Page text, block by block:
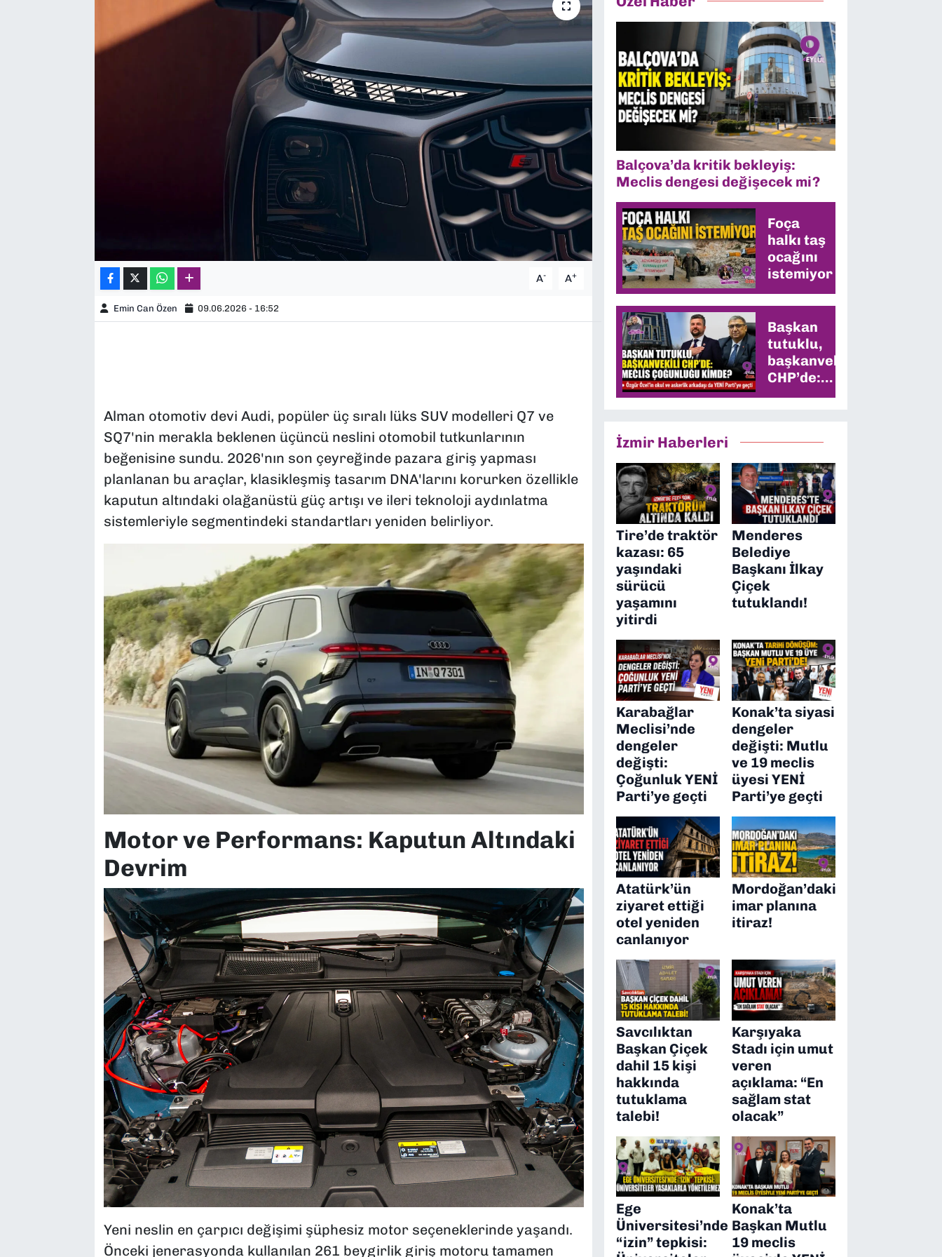
A- A+
Emin Can Özen 09.06.2026 - 16:52
Alman otomotiv devi Audi, popüler üç sıralı lüks SUV modelleri Q7 ve
SQ7'nin merakla beklenen üçüncü neslini otomobil tutkunlarının
beğenisine sundu. 2026'nın son çeyreğinde pazara giriş yapması
planlanan bu araçlar, klasikleşmiş tasarım DNA'larını korurken özellikle
kaputun altındaki olağanüstü güç artışı ve ileri teknoloji aydınlatma
sistemleriyle segmentindeki standartları yeniden belirliyor.
Motor ve Performans: Kaputun Altındaki
Devrim
Yeni neslin en çarpıcı değişimi şüphesiz motor seçeneklerinde yaşandı.
Önceki jenerasyonda kullanılan 261 beygirlik giriş motoru tamamen
Balçova’da kritik bekleyiş:
Meclis dengesi değişecek mi?
Foça
halkı taş
ocağını
istemiyor
Başkan
tutuklu,
başkanvekili
CHP’de:
Meclis
İzmir Haberleri
Tire’de traktör
kazası: 65
yaşındaki
sürücü
yaşamını
yitirdi
Menderes
Belediye
Başkanı İlkay
Çiçek
tutuklandı!
Karabağlar
Meclisi’nde
dengeler
değişti:
Çoğunluk YENİ
Parti’ye geçti
Konak’ta siyasi
dengeler
değişti: Mutlu
ve 19 meclis
üyesi YENİ
Parti’ye geçti
Atatürk’ün
ziyaret ettiği
otel yeniden
canlanıyor
Mordoğan’daki
imar planına
itiraz!
Savcılıktan
Başkan Çiçek
dahil 15 kişi
hakkında
tutuklama
talebi!
Karşıyaka
Stadı için umut
veren
açıklama: “En
sağlam stat
olacak”
Ege
Üniversitesi’nde
“izin” tepkisi:
Konak’ta
Başkan Mutlu
19 meclis